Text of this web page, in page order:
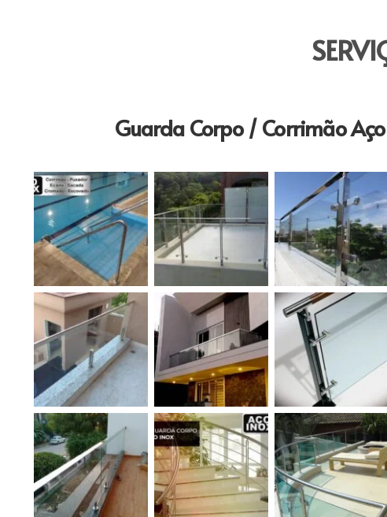
Guarda Corpo / Corrimão